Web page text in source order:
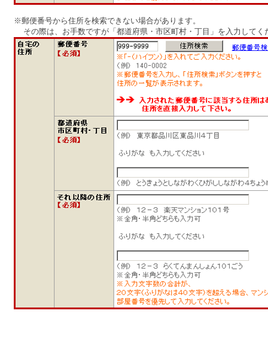
※郵便番号から住所を検索できない場合があります。
その際は、お手数ですが「都道府県・市区町村・丁目」を入力してく